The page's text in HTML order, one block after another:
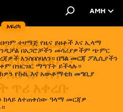
አፍሪካ
AMH
በጣም ተዛማጅ የዜና ይዘቶች እና ኢላማ
በአጋሮቻችን መሳሪያዎችም ጭምር
እንሰበስባለን። በግል መርጃ ፖሊሲያችን
በዝርዝር ማግኘት ይችላሉ።
የኩኪ እና አውቶማቲክ መግቢያ
ከላይ ለተጠቀሰው ዓላማ መርጃዎ
ውጭ ጉዳይ
አቁም፣
እርዳታ እና
ጥሪ አቀረቡ